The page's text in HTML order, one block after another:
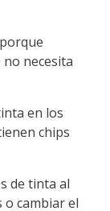
necesita
en los
chips
de tinta al
o cambiar el